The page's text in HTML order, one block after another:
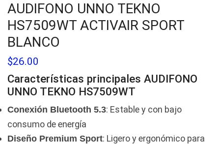
AUDIFONO UNNO TEKNO
HS7509WT ACTIVAIR SPORT
BLANCO
$26.00
Características principales AUDIFONO
UNNO TEKNO HS7509WT
Conexión Bluetooth 5.3: Estable y con bajo
consumo de energía
Diseño Premium Sport: Ligero y ergonómico para